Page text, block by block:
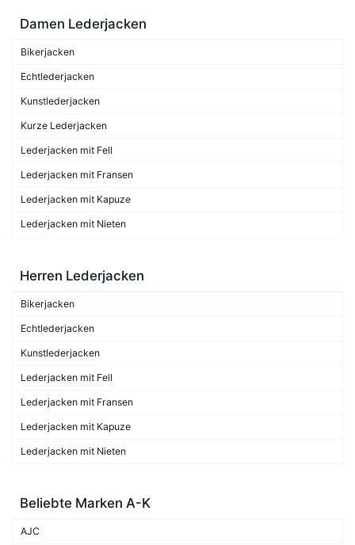
Damen Lederjacken
Bikerjacken
Echtlederjacken
Kunstlederjacken
Kurze Lederjacken
Lederjacken mit Fell
Lederjacken mit Fransen
Lederjacken mit Kapuze
Lederjacken mit Nieten
Herren Lederjacken
Bikerjacken
Echtlederjacken
Kunstlederjacken
Lederjacken mit Fell
Lederjacken mit Fransen
Lederjacken mit Kapuze
Lederjacken mit Nieten
Beliebte Marken A-K
AJC